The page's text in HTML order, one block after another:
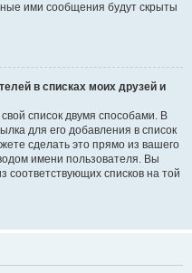
ими сообщения будут скрыты
в списках моих друзей и
список двумя способами. В
для его добавления в список
сделать это прямо из вашего
имени пользователя. Вы
соответствующих списков на той